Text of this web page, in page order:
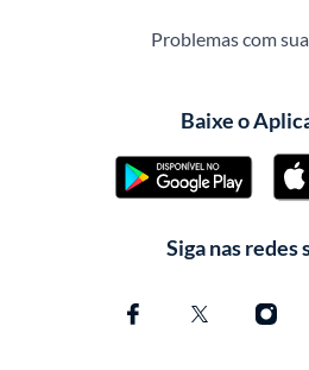
Problemas com
Baixe o
Siga nas redes